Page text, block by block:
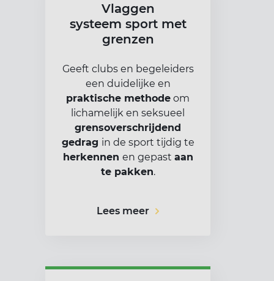
Vlaggen
systeem sport met
grenzen
Geeft clubs en begeleiders
een duidelijke en
praktische methode om
lichamelijk en seksueel
grensoverschrijdend
gedrag in de sport tijdig te
herkennen en gepast aan
te pakken.
Lees meer